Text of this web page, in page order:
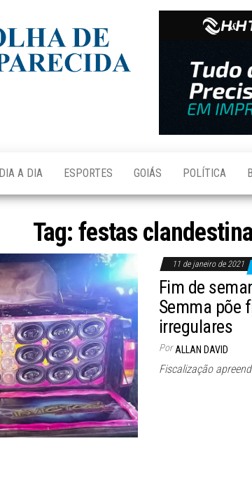
Aparecida
DIA A DIA ESPORTES GOIÁS POLÍTICA
Tag:festas
11 de janeiro de 2021
Fim de
Semma põe
irregulares
Por ALLAN DAVID
Fiscalização